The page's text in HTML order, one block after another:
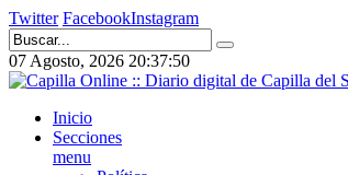
Twitter FacebookInstagram
07 Agosto, 2026 20:37:50
Inicio
Secciones
menu